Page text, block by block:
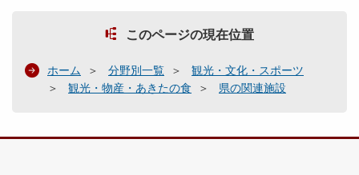
このページの現在位置
ホーム 分野別一覧
観光・文化・スポーツ
観光・物産・あきたの食
県の関連施設